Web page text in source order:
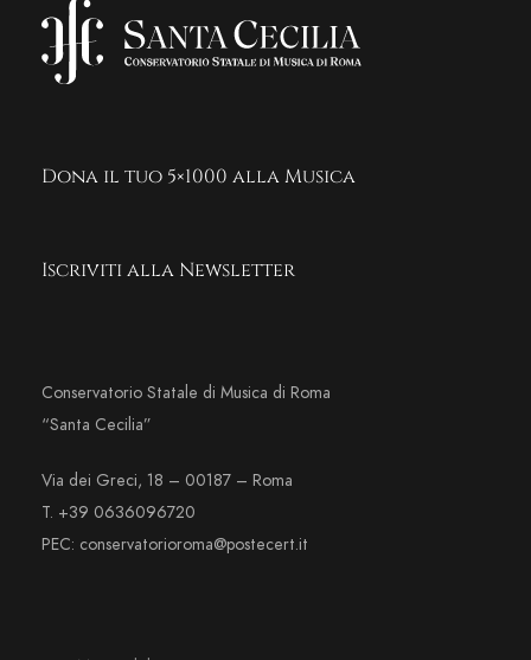
Dona il tuo 5×1000 alla Musica
Iscriviti alla Newsletter
Conservatorio Statale di Musica di Roma
“Santa Cecilia”
Via dei Greci, 18 – 00187 – Roma
T. +39 0636096720
PEC: conservatorioroma@postecert.it